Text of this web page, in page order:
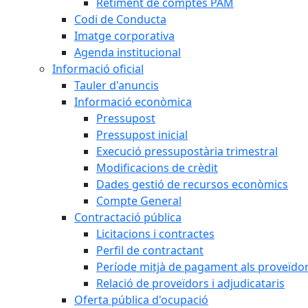
Codi de Conducta
Imatge corporativa
Agenda institucional
Informació oficial
Tauler d'anuncis
Informació econòmica
Pressupost
Pressupost inicial
Execució pressupostària trimestral
Modificacions de crèdit
Dades gestió de recursos econòmics
Compte General
Contractació pública
Licitacions i contractes
Perfil de contractant
Període mitjà de pagament als
Relació de proveïdors i adjudicataris
Oferta pública d'ocupació